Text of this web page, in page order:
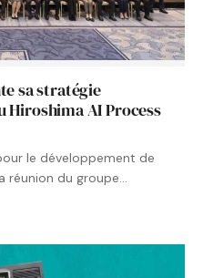
sa stratégie
Hiroshima AI Process
le développement de
réunion du groupe…